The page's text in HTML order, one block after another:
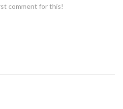
comment for this!